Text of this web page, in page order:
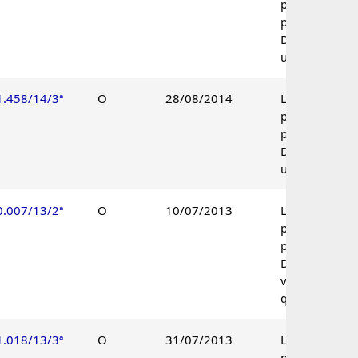
parcialmente
procedente.
Decisão
unânime.
14/3ª O 28/08/2014
Lançamento
parcialmente
procedente.
Decisão
unânime.
13/2ª O 10/07/2013
Lançamento
parcialmente
procedente.
Decisão pelo
voto de
qualidade.
13/3ª O 31/07/2013
Lançamento